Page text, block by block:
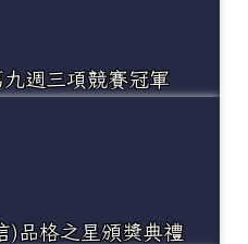
週三項競賽冠軍
)品格之星頒獎典禮